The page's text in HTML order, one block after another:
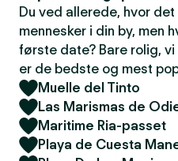
Du ved allerede, hvor
mennesker i din by, men
første date? Bare rolig,
er de bedste og mest
Muelle del Tinto
Las Marismas de
Maritime Ria-passet
Playa de Cuesta